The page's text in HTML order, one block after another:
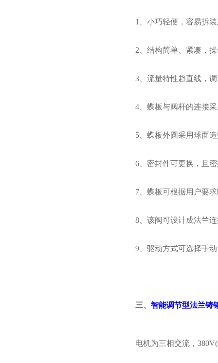
1、小巧轻便，容易拆
2、结构简单、紧凑，
3、流量特性趋直线，
4、蝶板与阀杆的连接
5、蝶板外圆采用球面
6、密封件可更换，且
7、蝶板可根据用户要
8、该阀可设计成法兰
9、驱动方式可选择手
三、 智能调节型法兰铸
电机为三相交流，